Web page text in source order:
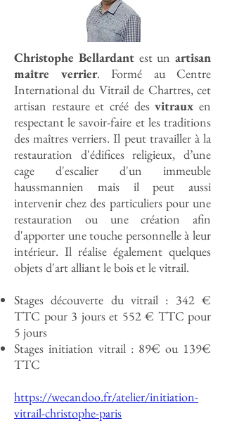
Christophe Bellardantest un artisan
maître verrier. Formé au Centre
International du Vitrail de Chartres, cet
artisan restaure et créé desvitraux en
respectant le savoir-faire et les traditions
des maîtres verriers. Il peut travailler à la
restauration d'édifices religieux, d’une
cage d'escalier d'un immeuble
haussmannien mais il peut aussi
intervenir chez des particuliers pour une
restauration ou une création afin
d'apporter une touche personnelle à leur
intérieur. Il réalise également quelques
objets d'art alliant le bois et le vitrail.
Stages découverte du vitrail : 342 €
TTC pour 3 jours et 552 € TTC pour
5 jours
Stages initiation vitrail : 89€ ou 139€
TTC
https://wecandoo.fr/atelier/initiation-
vitrail-christophe-paris